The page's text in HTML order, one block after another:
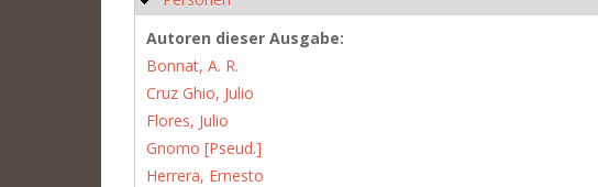
Autoren dieser Ausgabe:
Bonnat, A. R.
Cruz Ghio, Julio
Flores, Julio
Gnomo [Pseud.]
Herrera, Ernesto